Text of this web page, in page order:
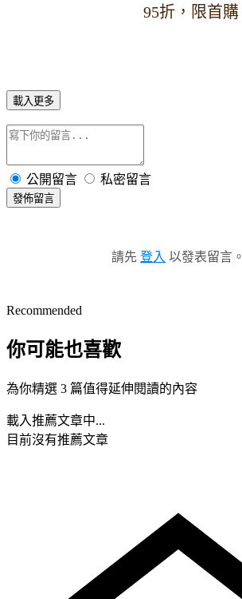
95折，限首購
載入更多
公開留言 私密留言
發佈留言
請先 登入 以發表留言。
Recommended
你可能也喜歡
為你精選 3 篇值得延伸閱讀的內容
載入推薦文章中...
目前沒有推薦文章